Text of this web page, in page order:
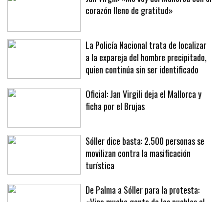
Jan Virgili: «Me voy del Mallorca con el
La Policía Nacional trata de localizar
a la expareja del hombre precipitado,
quien continúa sin ser identificado
Oficial: Jan Virgili deja el Mallorca y
Sóller dice basta: 2.500 personas se
movilizan contra la masificación
turística